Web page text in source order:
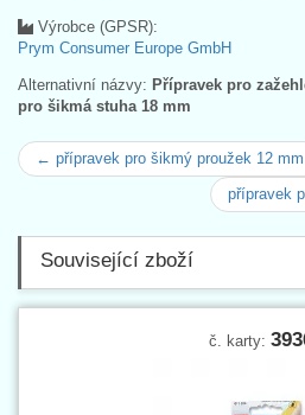
Výrobce (GPSR):
Prym Consumer Europe GmbH
Alternativní názvy: Přípravek pro
pro šikmá stuha 18 mm
← přípravek pro šikmý proužek 12 mm
přípravek
Související zboží
č. karty: